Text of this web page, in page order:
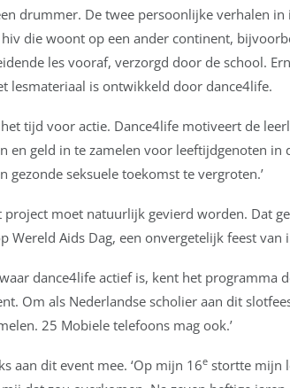
drummer. De twee persoonlijke verhalen
die woont op een ander continent,
les vooraf, verzorgd door de school.
lesmateriaal is ontwikkeld door dance4life.
het tijd voor actie. Dance4life motiveert de
en geld in te zamelen voor leeftijdgenoten
gezonde seksuele toekomst te vergroten.’
project moet natuurlijk gevierd worden. Dat
Wereld Aids Dag, een onvergetelijk feest van
dance4life actief is, kent het programma
Om als Nederlandse scholier aan dit
25 Mobiele telefoons mag ook.’
aan dit event mee. ‘Op mijn 16e stortte mijn